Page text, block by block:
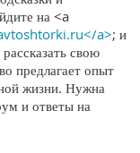
на <a
a>; и
свою
предлагает опыт
жизни. Нужна
и ответы на